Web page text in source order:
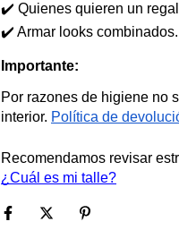
✔️ Quienes quieren un
✔️ Armar looks combinados.
Importante:
Por razones de higiene no
interior. Política de
¿Cuál es mi talle?